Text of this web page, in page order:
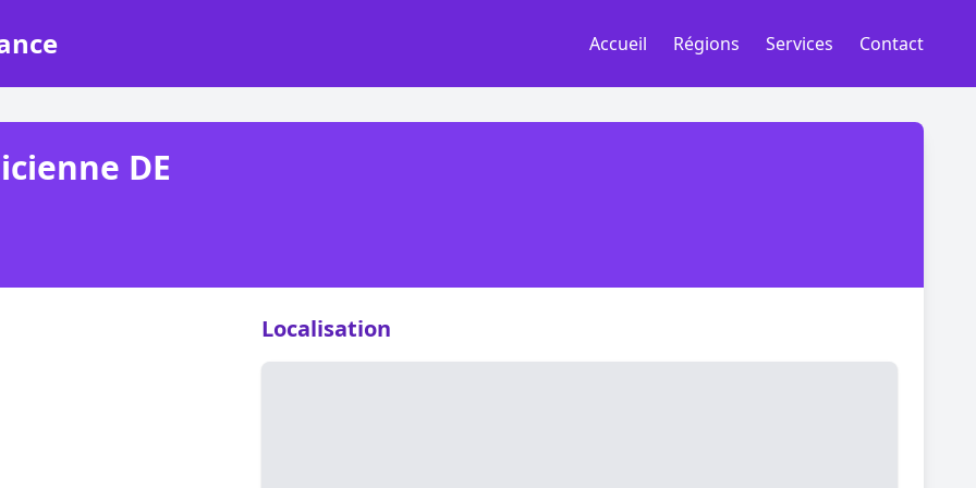
Accueil Régions Services Contact
DE
Localisation